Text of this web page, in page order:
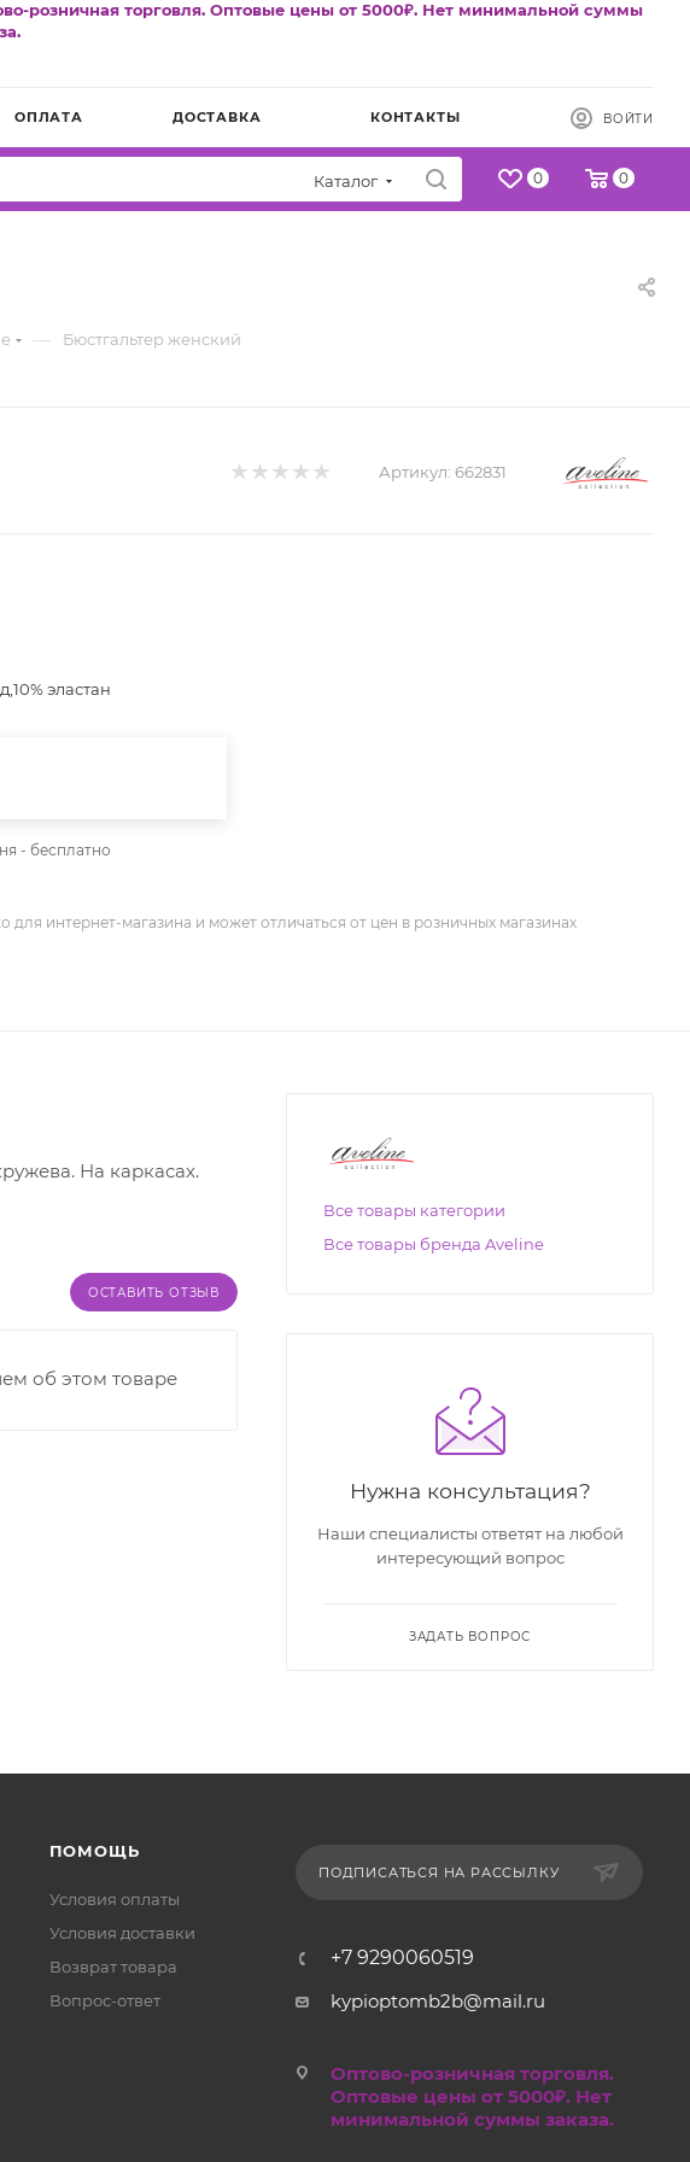
розничная торговля. Оптовые цены от 5000₽. Нет минимальной суммы
ОПЛАТА ДОСТАВКА КОНТАКТЫ ВОЙТИ
Каталог 0 0
— Бюстгальтер женский
Артикул: 662831
эластан
- бесплатно
для интернет-магазина и может отличаться от цен в розничных магазинах
На каркасах.
ОСТАВИТЬ ОТЗЫВ
об этом товаре
Все товары категории
Все товары бренда Aveline
Нужна консультация?
Наши специалисты ответят на любой
интересующий вопрос
ЗАДАТЬ ВОПРОС
ПОМОЩЬ
Условия оплаты
Условия доставки
Возврат товара
Вопрос-ответ
ПОДПИСАТЬСЯ НА РАССЫЛКУ
+7 9290060519
kypioptomb2b@mail.ru
Оптово-розничная торговля.
Оптовые цены от 5000₽. Нет
минимальной суммы заказа.